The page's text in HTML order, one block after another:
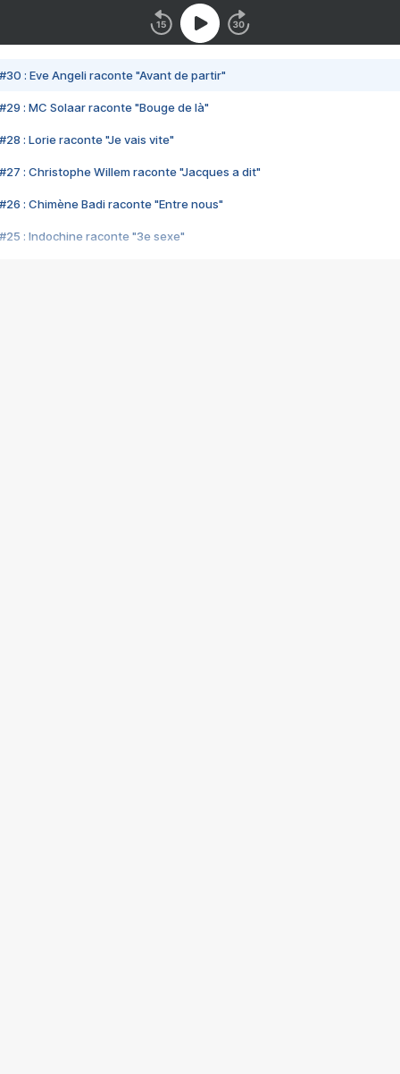
#30 : Eve Angeli raconte "Avant de partir"
#29 : MC Solaar raconte "Bouge de là"
#28 : Lorie raconte "Je vais vite"
#27 : Christophe Willem raconte "Jacques a dit"
#26 : Chimène Badi raconte "Entre nous"
#25 : Indochine raconte "3e sexe"